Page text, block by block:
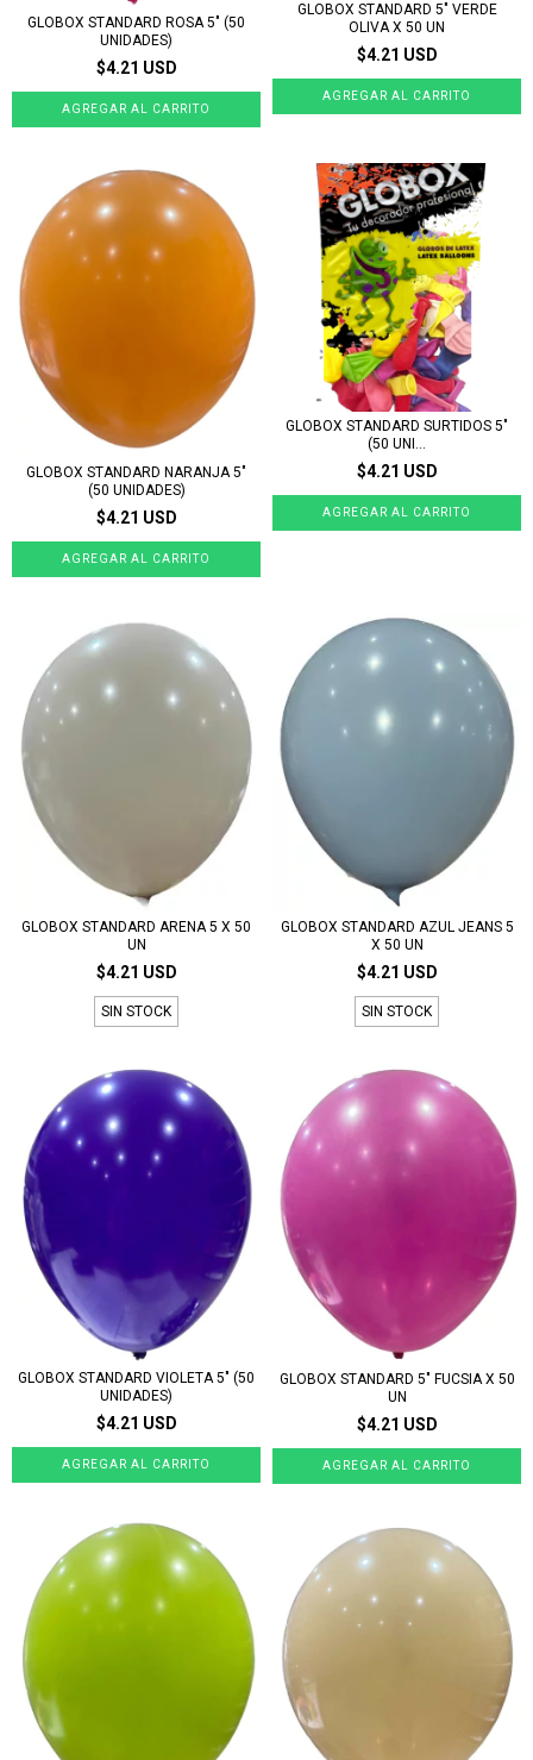
GLOBOX STANDARD ROSA 5" (50
UNIDADES)
$4.21 USD
GLOBOX STANDARD 5" VERDE
OLIVA X 50 UN
$4.21 USD
GLOBOX STANDARD NARANJA 5"
(50 UNIDADES)
$4.21 USD
GLOBOX STANDARD SURTIDOS 5"
(50 UNI...
$4.21 USD
GLOBOX STANDARD ARENA 5 X 50
UN
$4.21 USD
SIN STOCK
GLOBOX STANDARD AZUL JEANS 5
X 50 UN
$4.21 USD
SIN STOCK
GLOBOX STANDARD VIOLETA 5" (50
UNIDADES)
$4.21 USD
GLOBOX STANDARD 5" FUCSIA X 50
UN
$4.21 USD